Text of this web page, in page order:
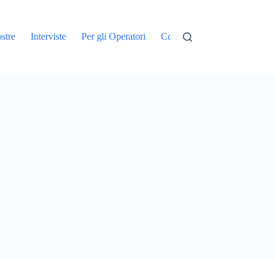
Interviste Per gli Operatori Contatti